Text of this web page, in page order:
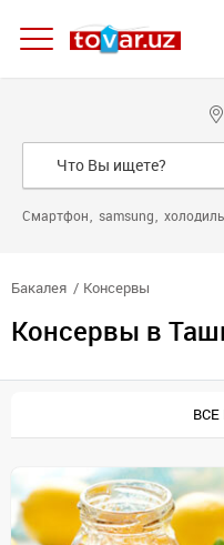
Смартфон samsung
Бакалея Консервы
Консервы в
ВСЕ